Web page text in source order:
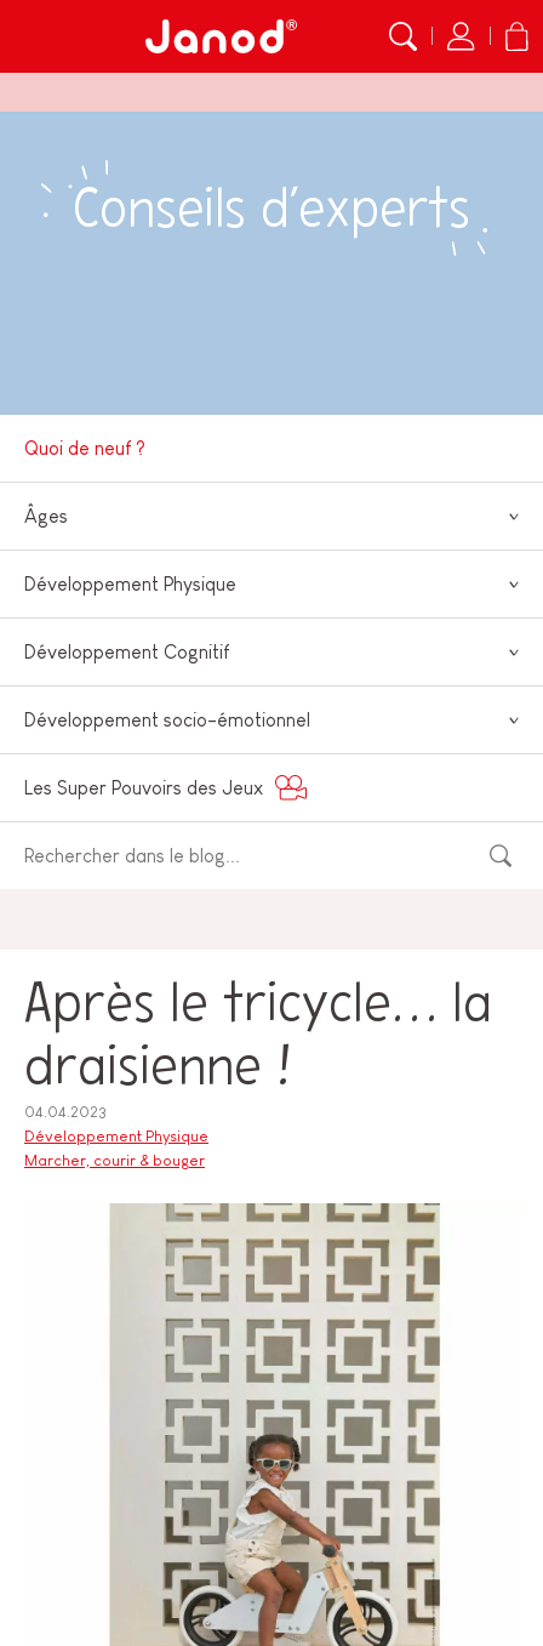
Conseils d’experts
Quoi de neuf ?
Âges
Développement Physique
Développement Cognitif
Développement socio-émotionnel
Les Super Pouvoirs des Jeux
Après le tricycle… la
draisienne !
04.04.2023
Développement Physique
Marcher, courir & bouger